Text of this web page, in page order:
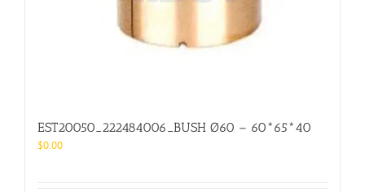
EST20050_222484006_BUSH Ø60 – 60*65*40
$0.00